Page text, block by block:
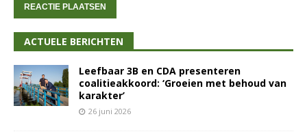
ACTUELE BERICHTEN
Leefbaar 3B en CDA presenteren
coalitieakkoord: ‘Groeien met behoud van
karakter’
26 juni 2026